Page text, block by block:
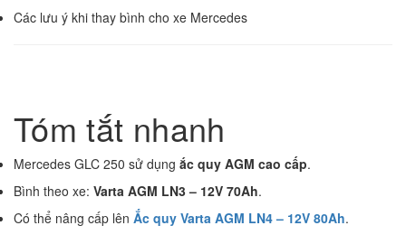
Các lưu ý khi thay bình cho xe Mercedes
Tóm tắt nhanh
Mercedes GLC 250 sử dụng ắc quy AGM cao cấp.
Bình theo xe: Varta AGM LN3 – 12V 70Ah.
Có thể nâng cấp lên Ắc quy Varta AGM LN4 – 12V 80Ah.